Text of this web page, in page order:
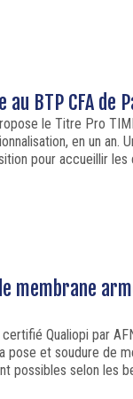
BTP CFA de
le Titre Pro
en un an.
pour accueillir les
membrane
Qualiopi par
pose et soudure de
possibles selon les